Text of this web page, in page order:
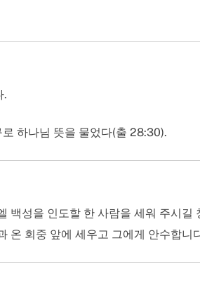
.
로 하나님 뜻을 물었다(출 28:30).
성을 인도할 한 사람을 세워 주시길
온 회중 앞에 세우고 그에게 안수합니